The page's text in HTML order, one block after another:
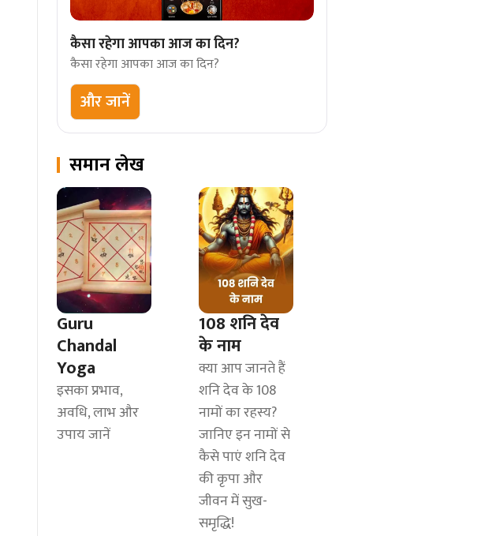
कैसा रहेगा आपका आज का दिन?
कैसा रहेगा आपका आज का दिन?
और जानें
समान लेख
Guru
Chandal
Yoga
इसका प्रभाव,
अवधि, लाभ और
उपाय जानें
108 शनि देव
के नाम
क्या आप जानते हैं
शनि देव के 108
नामों का रहस्य?
जानिए इन नामों से
कैसे पाएं शनि देव
की कृपा और
जीवन में सुख-
समृद्धि!